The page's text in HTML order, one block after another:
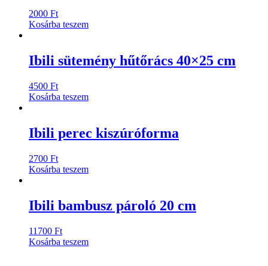
2000 Ft
Kosárba teszem
Ibili sütemény hűtőrács 40×25 cm
4500 Ft
Kosárba teszem
Ibili perec kiszúróforma
2700 Ft
Kosárba teszem
Ibili bambusz pároló 20 cm
11700 Ft
Kosárba teszem